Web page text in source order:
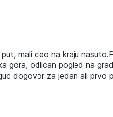
mali deo na kraju
gora, odlican pogled na
dogovor za jedan ali prvo